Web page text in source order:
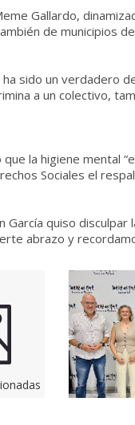
Gallardo,
de municipios
ha sido un verdadero
a un colectivo,
que la higiene mental
Sociales el
García quiso
abrazo y